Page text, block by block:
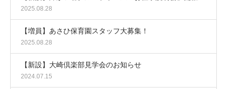
2025.08.28
【増員】あさひ保育園スタッフ大募集！
2025.08.28
【新設】大崎倶楽部見学会のお知らせ
2024.07.15